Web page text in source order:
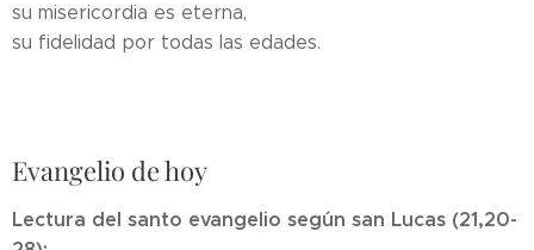
su misericordia es eterna,
su fidelidad por todas las edades.
Evangelio de hoy
Lectura del santo evangelio según san Lucas (21,20-